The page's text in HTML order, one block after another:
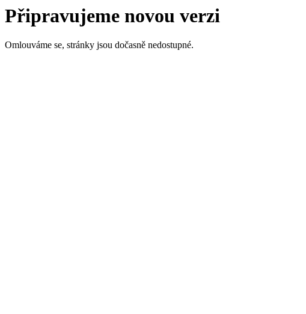
Připravujeme novou verzi
Omlouváme se, stránky jsou dočasně nedostupné.